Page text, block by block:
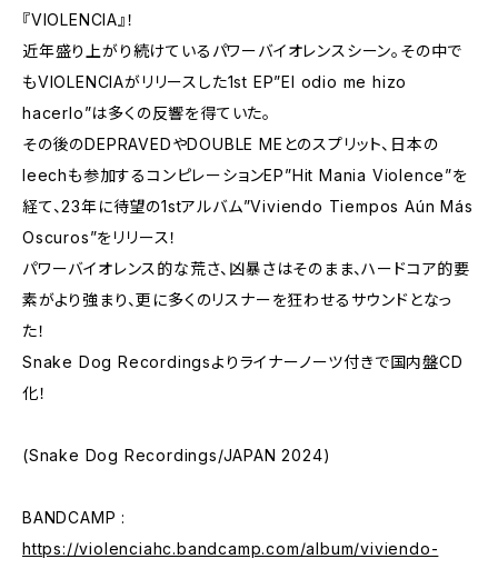
『VIOLENCIA』！
近年盛り上がり続けているパワーバイオレンスシーン。その中で
もVIOLENCIAがリリースした1st EP”El odio me hizo
hacerlo”は多くの反響を得ていた。
その後のDEPRAVEDやDOUBLE MEとのスプリット、日本の
leechも参加するコンピレーションEP”Hit Mania Violence”を
経て、23年に待望の1stアルバム”Viviendo Tiempos A​ú​n M​á​s
Oscuros”をリリース！
パワーバイオレンス的な荒さ、凶暴さはそのまま、ハードコア的要
素がより強まり、更に多くのリスナーを狂わせるサウンドとなっ
た！
Snake Dog Recordingsよりライナーノーツ付きで国内盤CD
化！
(Snake Dog Recordings/JAPAN 2024)
BANDCAMP :
https://violenciahc.bandcamp.com/album/viviendo-